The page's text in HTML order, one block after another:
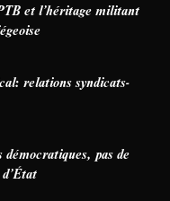
et l’héritage militant
relations syndicats-
démocratiques, pas de